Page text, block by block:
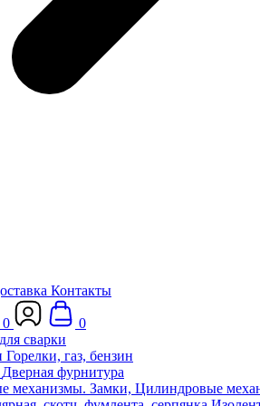
Контакты
0
0
сварки
Горелки, газ, бензин
Дверная фурнитура
Замки, Цилиндровые